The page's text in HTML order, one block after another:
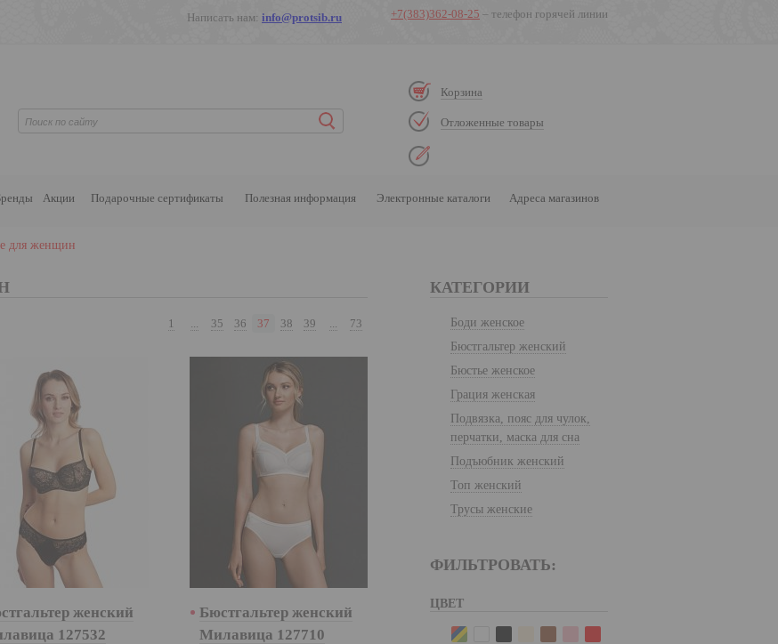
+7(383)362-08-25 – телефон горячей линии
Написать нам: info@protsib.ru
Корзина
Отложенные товары
Акции Подарочные сертификаты Полезная информация Электронные каталоги Адреса магазинов
для женщин
КАТЕГОРИИ
Боди женское
Бюстгальтер женский
Бюстье женское
Грация женская
Подвязка, пояс для чулок,
перчатки, маска для сна
Подъюбник женский
Топ женский
Трусы женские
ФИЛЬТРОВАТЬ:
ЦВЕТ
1 ... 35 36 37 38 39 ... 73
женский
127532
Бюстгальтер женский
Милавица 127710